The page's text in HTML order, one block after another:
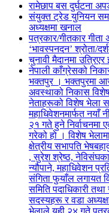
रामेछाप बस दुर्घटना
संयुक्त ट्रेड युनियन
अध्यक्षमा खनाल
पत्रकार/गीतकार गीता
‘भावस्पनदन’ श्रोता/
चुनावी मैदानमा
नेपाली काँग्रेसको
भक्तपुर । भक्तपुरमा
अवस्थाको निकास
नेताहरूको विशेष भेला
महाधिवेशनमार्फत नयाँ
२१ गते हुने निर्वाचनमा
गरेको हो । विशेष
क्षेत्रीय सभापति
, सुरेश श्रेष्ठ,
न्यौपाने, महाधिवेशन
संगिता फुयाँल लगायत
समिति पदाधिकारी
सदस्यहरू र वडा